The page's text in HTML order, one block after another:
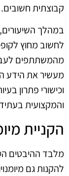
קבוצתית חשובים.
במהלך
לחשוב מחוץ
מהמשתתפים
מעשיר את הידע
וכישורי פתרון
והמקצועית
הקניית
מלבד ההיבטים
להקנות גם